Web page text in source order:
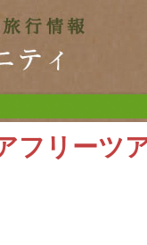
フリーツ